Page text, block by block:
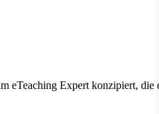
eTeaching Expert konzipiert, die